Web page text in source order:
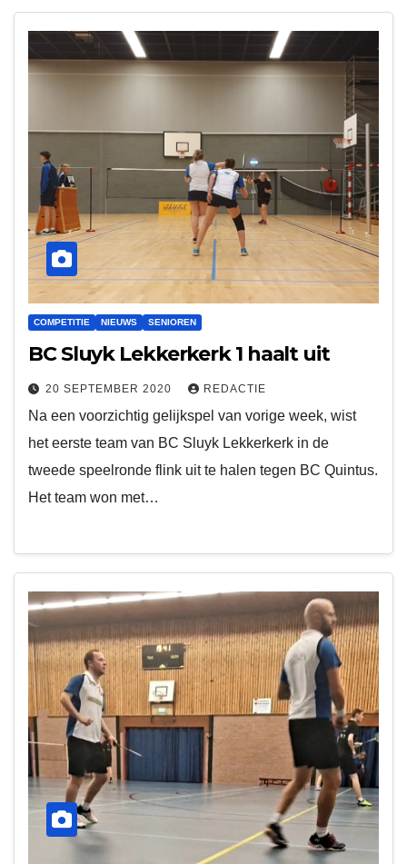
COMPETITIE NIEUWS SENIOREN
BC Sluyk Lekkerkerk 1 haalt uit
20 SEPTEMBER 2020 REDACTIE
Na een voorzichtig gelijkspel van vorige week, wist
het eerste team van BC Sluyk Lekkerkerk in de
tweede speelronde flink uit te halen tegen BC Quintus.
Het team won met…